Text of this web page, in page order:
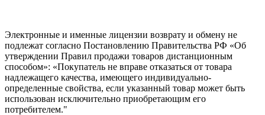
Электронные и именные лицензии возврату и обмену не
подлежат согласно Постановлению Правительства РФ «Об
утверждении Правил продажи товаров дистанционным
способом»: «Покупатель не вправе отказаться от товара
надлежащего качества, имеющего индивидуально-
определенные свойства, если указанный товар может быть
использован исключительно приобретающим его
потребителем."